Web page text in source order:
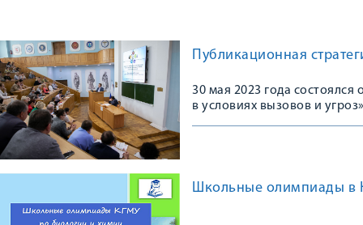
Публикационная
30 мая 2023 года
в условиях вызовов и
Школьные олимпиады в